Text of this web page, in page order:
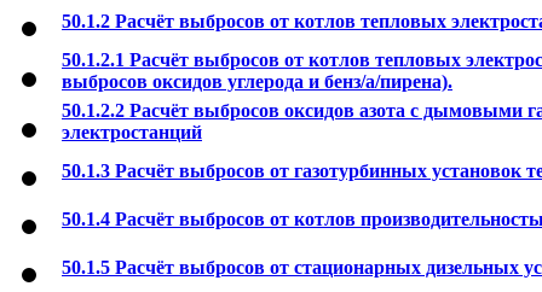
50.1.2 Расчёт выбросов от котлов тепловых
50.1.2.1 Расчёт выбросов от котлов тепловых
выбросов оксидов углерода и бенз/а/пирена).
50.1.2.2 Расчёт выбросов оксидов азота с дымовыми
электростанций
50.1.3 Расчёт выбросов от газотурбинных установок
50.1.4 Расчёт выбросов от котлов
50.1.5 Расчёт выбросов от стационарных дизельных